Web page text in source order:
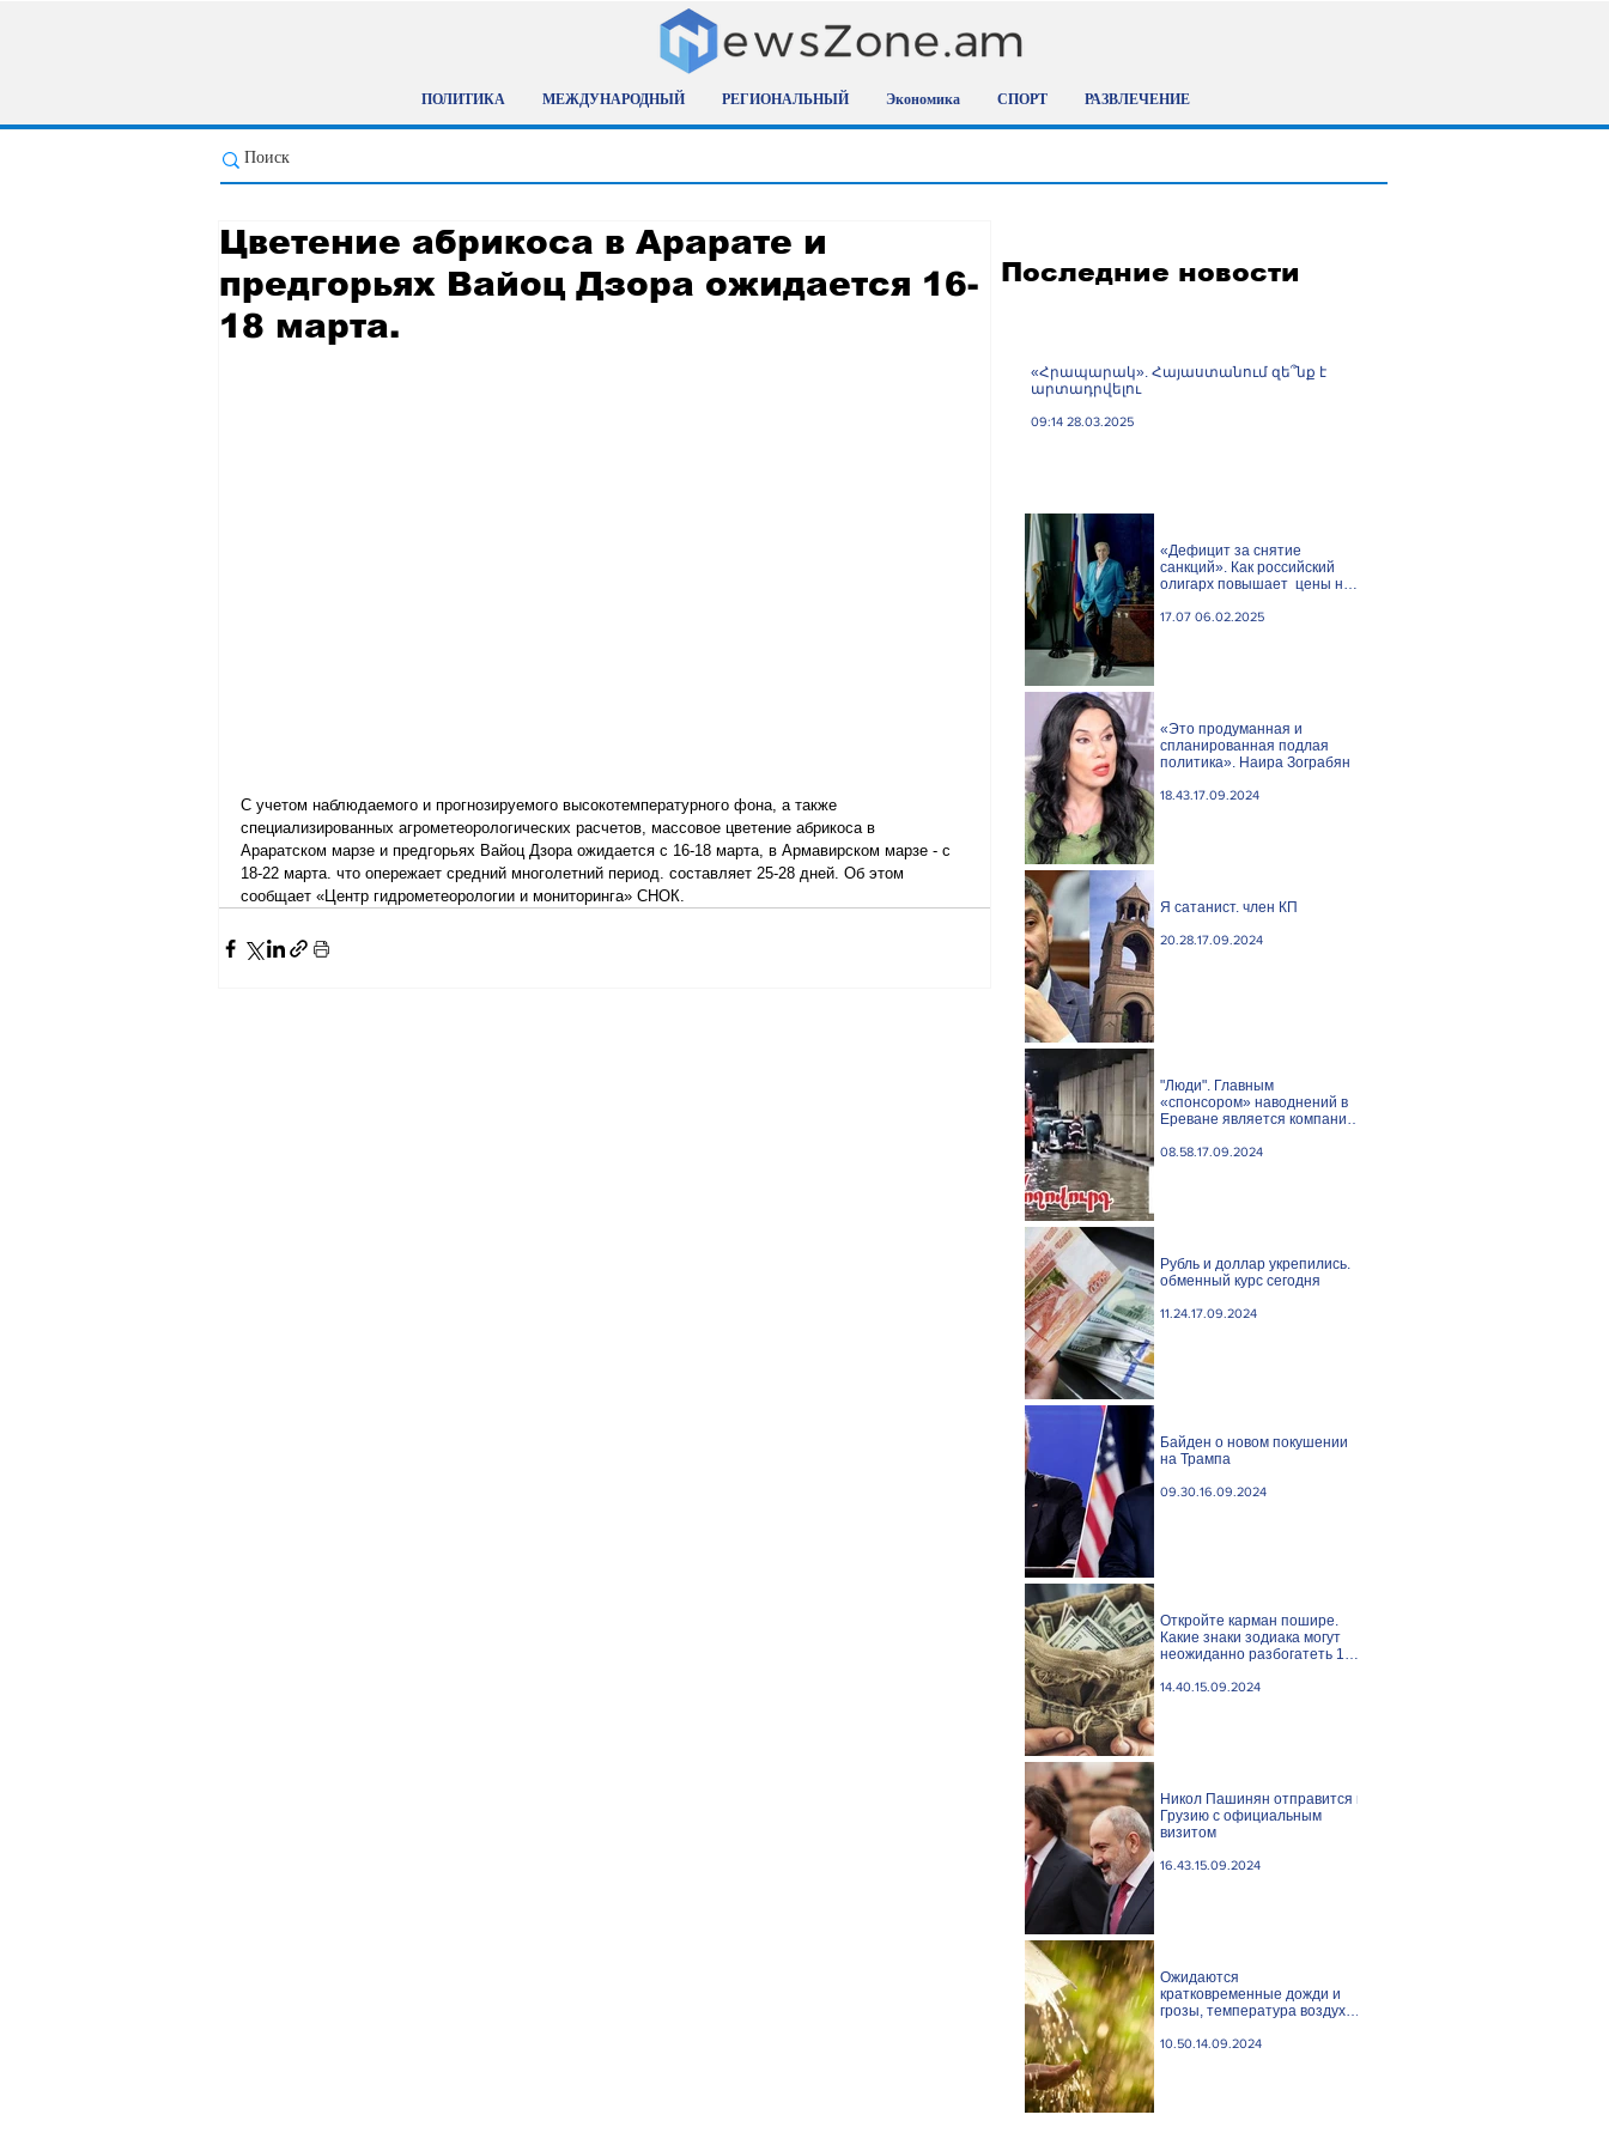
ПОЛИТИКА МЕЖДУНАРОДНЫЙ РЕГИОНАЛЬНЫЙ Экономика СПОРТ РАЗВЛЕЧЕНИЕ
Цветение абрикоса в Арарате и
предгорьях Вайоц Дзора ожидается 16-
18 марта.
С учетом наблюдаемого и прогнозируемого высокотемпературного фона, а также
специализированных агрометеорологических расчетов, массовое цветение абрикоса в
Араратском марзе и предгорьях Вайоц Дзора ожидается с 16-18 марта, в Армавирском марзе - с
18-22 марта. что опережает средний многолетний период. составляет 25-28 дней. Об этом
сообщает «Центр гидрометеорологии и мониторинга» СНОК.
Последние новости
«Հրապարակ». Հայաստանում զե՞նք է
արտադրվելու
09:14 28.03.2025
«Дефицит за снятие
санкций». Как российский
олигарх повышает цены на
17.07 06.02.2025
«Это продуманная и
спланированная подлая
политика». Наира Зограбян
18.43.17.09.2024
Я сатанист. член КП
20.28.17.09.2024
"Люди". Главным
«спонсором» наводнений в
Ереване является компания
08.58.17.09.2024
Рубль и доллар укрепились.
обменный курс сегодня
11.24.17.09.2024
Байден о новом покушении
на Трампа
09.30.16.09.2024
Откройте карман пошире.
Какие знаки зодиака могут
неожиданно разбогатеть 15
14.40.15.09.2024
Никол Пашинян отправится в
Грузию с официальным
визитом
16.43.15.09.2024
Ожидаются
кратковременные дожди и
грозы, температура воздуха
10.50.14.09.2024